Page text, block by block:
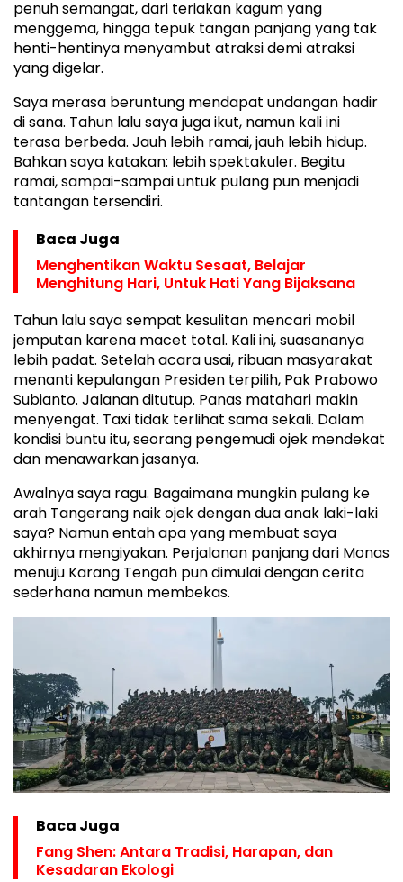
penuh semangat, dari teriakan kagum yang
menggema, hingga tepuk tangan panjang yang tak
henti-hentinya menyambut atraksi demi atraksi
yang digelar.
Saya merasa beruntung mendapat undangan hadir
di sana. Tahun lalu saya juga ikut, namun kali ini
terasa berbeda. Jauh lebih ramai, jauh lebih hidup.
Bahkan saya katakan: lebih spektakuler. Begitu
ramai, sampai-sampai untuk pulang pun menjadi
tantangan tersendiri.
Baca Juga
Menghentikan Waktu Sesaat, Belajar
Menghitung Hari, Untuk Hati Yang Bijaksana
Tahun lalu saya sempat kesulitan mencari mobil
jemputan karena macet total. Kali ini, suasananya
lebih padat. Setelah acara usai, ribuan masyarakat
menanti kepulangan Presiden terpilih, Pak Prabowo
Subianto. Jalanan ditutup. Panas matahari makin
menyengat. Taxi tidak terlihat sama sekali. Dalam
kondisi buntu itu, seorang pengemudi ojek mendekat
dan menawarkan jasanya.
Awalnya saya ragu. Bagaimana mungkin pulang ke
arah Tangerang naik ojek dengan dua anak laki-laki
saya? Namun entah apa yang membuat saya
akhirnya mengiyakan. Perjalanan panjang dari Monas
menuju Karang Tengah pun dimulai dengan cerita
sederhana namun membekas.
Baca Juga
Fang Shen: Antara Tradisi, Harapan, dan
Kesadaran Ekologi